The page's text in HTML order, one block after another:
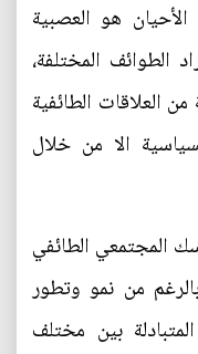
هو العصبية
الطوائف المختلفة،
العلاقات الطائفية
الا من خلال
المجتمعي الطائفي
من نمو وتطور
بين مختلف